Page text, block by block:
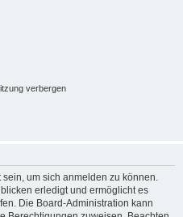
verbergen
um sich anmelden zu können.
erledigt und ermöglicht es
Die Board-Administration kann